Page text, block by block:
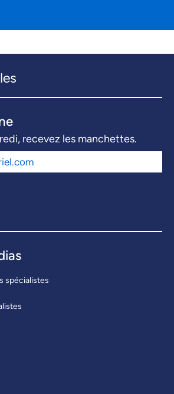
recevez les manchettes.
spécialistes